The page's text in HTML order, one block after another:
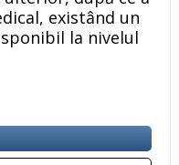
existând un
la nivelul